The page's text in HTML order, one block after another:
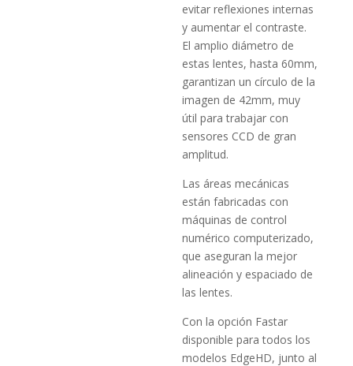
evitar reflexiones internas
y aumentar el contraste.
El amplio diámetro de
estas lentes, hasta 60mm,
garantizan un círculo de la
imagen de 42mm, muy
útil para trabajar con
sensores CCD de gran
amplitud.
Las áreas mecánicas
están fabricadas con
máquinas de control
numérico computerizado,
que aseguran la mejor
alineación y espaciado de
las lentes.
Con la opción Fastar
disponible para todos los
modelos EdgeHD, junto al